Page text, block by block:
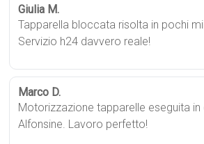
Giulia M.
Tapparella bloccata risolta in pochi
Servizio h24 davvero reale!
Marco D.
Motorizzazione tapparelle eseguita in
Alfonsine. Lavoro perfetto!